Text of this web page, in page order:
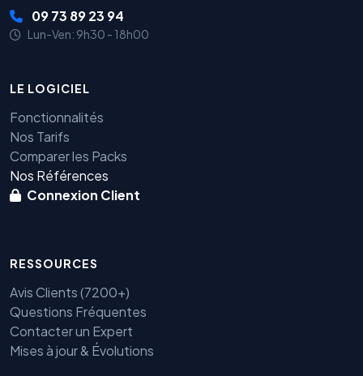
09 73 89 23 94
Lun-Ven: 9h30 - 18h00
LE LOGICIEL
Fonctionnalités
Nos Tarifs
Comparer les Packs
Nos Références
Connexion Client
RESSOURCES
Avis Clients (7200+)
Questions Fréquentes
Contacter un Expert
Mises à jour & Évolutions